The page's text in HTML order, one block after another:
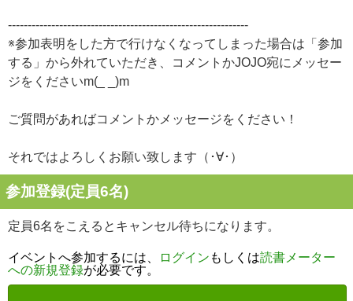
-------------------------------------------------------------
※参加表明をした方で行けなくなってしまった場合は「参加
する」から外れていただき、コメントかJOJO宛にメッセー
ジをくださいm(_ _)m
ご質問があればコメントかメッセージをください！
それではよろしくお願い致します（･∀･）
参加登録(定員6名)
定員6名をこえるとキャンセル待ちになります。
イベントへ参加するには、 ログイン もしくは読書メーター
への新規登録が必要です。